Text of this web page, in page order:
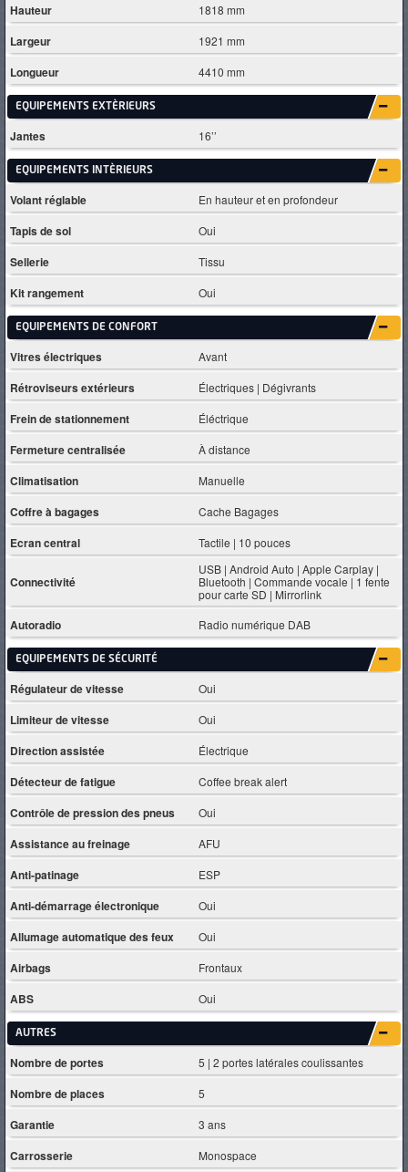
Hauteur 1818 mm
Largeur 1921 mm
Longueur 4410 mm
EQUIPEMENTS EXTÈRIEURS
Jantes 16’’
EQUIPEMENTS INTÈRIEURS
Volant réglable En hauteur et en profondeur
Tapis de sol Oui
Sellerie Tissu
Kit rangement Oui
EQUIPEMENTS DE CONFORT
Vitres électriques Avant
Rétroviseurs extérieurs Électriques | Dégivrants
Frein de stationnement Éléctrique
Fermeture centralisée À distance
Climatisation Manuelle
Coffre à bagages Cache Bagages
Ecran central Tactile | 10 pouces
Connectivité
USB | Android Auto | Apple Carplay |
Bluetooth | Commande vocale | 1 fente
pour carte SD | Mirrorlink
Autoradio Radio numérique DAB
EQUIPEMENTS DE SÉCURITÉ
Régulateur de vitesse Oui
Limiteur de vitesse Oui
Direction assistée Électrique
Détecteur de fatigue Coffee break alert
Contrôle de pression des pneus Oui
Assistance au freinage AFU
Anti-patinage ESP
Anti-démarrage électronique Oui
Allumage automatique des feux Oui
Airbags Frontaux
ABS Oui
AUTRES
Nombre de portes 5 | 2 portes latérales coulissantes
Nombre de places 5
Garantie 3 ans
Carrosserie Monospace